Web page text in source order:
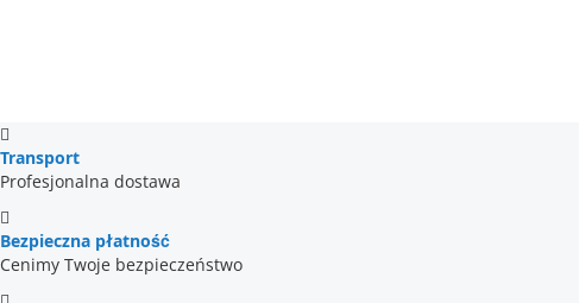
Transport
Profesjonalna dostawa
Bezpieczna płatność
Cenimy Twoje bezpieczeństwo